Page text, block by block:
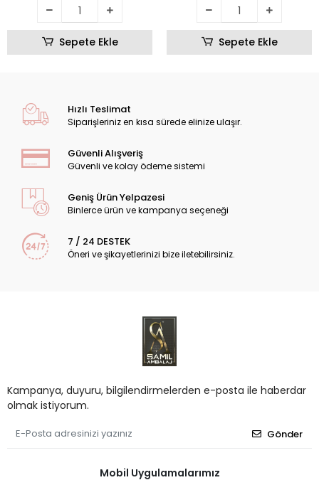
Sepete Ekle Sepete Ekle
Hızlı Teslimat
Siparişleriniz en kısa sürede elinize ulaşır.
Güvenli Alışveriş
Güvenli ve kolay ödeme sistemi
Geniş Ürün Yelpazesi
Binlerce ürün ve kampanya seçeneği
7 / 24 DESTEK
Öneri ve şikayetlerinizi bize iletebilirsiniz.
Kampanya, duyuru, bilgilendirmelerden e-posta ile haberdar
olmak istiyorum.
Gönder
Mobil Uygulamalarımız